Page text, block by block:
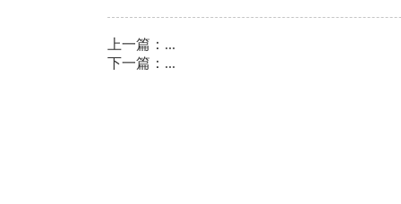
上一篇： ...
下一篇： ...